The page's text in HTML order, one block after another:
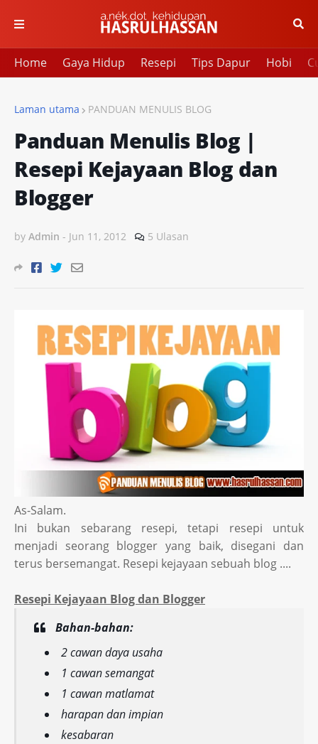
Home Gaya Hidup Resepi Tips Dapur Hobi
Laman utama PANDUAN MENULIS BLOG
Panduan Menulis Blog |
Resepi Kejayaan Blog dan
Blogger
by Admin - Jun 11, 2012 5 Ulasan
As-Salam.
Ini bukan sebarang resepi, tetapi resepi untuk
menjadi seorang blogger yang baik, disegani dan
terus bersemangat. Resepi kejayaan sebuah blog ....
Resepi Kejayaan Blog dan Blogger
Bahan-bahan:
2 cawan daya usaha
1 cawan semangat
1 cawan matlamat
harapan dan impian
kesabaran